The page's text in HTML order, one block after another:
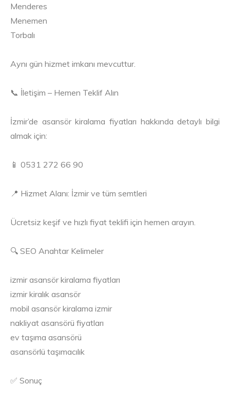
Menderes
Menemen
Torbalı
Aynı gün hizmet imkanı mevcuttur.
📞 İletişim – Hemen Teklif Alın
İzmir’de asansör kiralama fiyatları hakkında detaylı bilgi
almak için:
📱 0531 272 66 90
📍 Hizmet Alanı: İzmir ve tüm semtleri
Ücretsiz keşif ve hızlı fiyat teklifi için hemen arayın.
🔍 SEO Anahtar Kelimeler
izmir asansör kiralama fiyatları
izmir kiralık asansör
mobil asansör kiralama izmir
nakliyat asansörü fiyatları
ev taşıma asansörü
asansörlü taşımacılık
✅ Sonuç